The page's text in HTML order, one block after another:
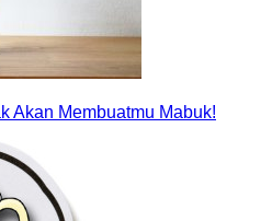
Akan Membuatmu Mabuk!